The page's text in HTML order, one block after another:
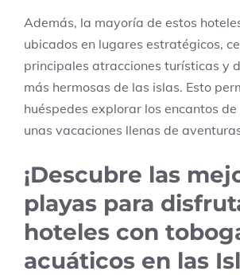
Además, la mayoría de estos
ubicados en lugares estratégicos,
principales atracciones turísticas y
más hermosas de las islas. Esto
huéspedes explorar los encantos
unas vacaciones llenas de
¡Descubre las
playas para
hoteles con
acuáticos en las